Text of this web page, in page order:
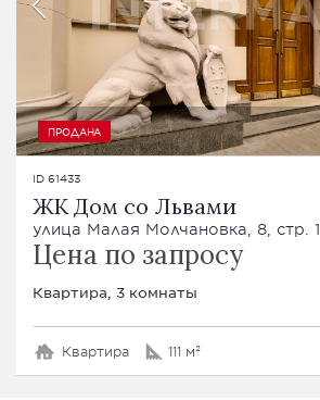
ПРОДАНА
ID 61433
ЖК Дом со Львами
улица Малая Молчановка, 8, стр. 1
Цена по запросу
Квартира, 3 комнаты
Квартира 111 м²